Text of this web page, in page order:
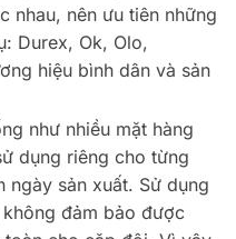
nhau, nên ưu tiên những
Durex, Ok, Olo,
hiệu bình dân và sản
như nhiều mặt hàng
dụng riêng cho từng
ngày sản xuất. Sử dụng
đảm bảo được